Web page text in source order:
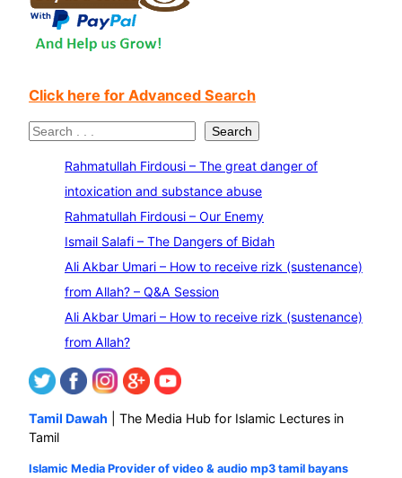
Click here for Advanced Search
S
Search
Rahmatullah Firdousi – The great danger of
intoxication and substance abuse
Rahmatullah Firdousi – Our Enemy
Ismail Salafi – The Dangers of Bidah
Ali Akbar Umari – How to receive rizk (sustenance)
from Allah? – Q&A Session
Ali Akbar Umari – How to receive rizk (sustenance)
from Allah?
Tamil Dawah | The Media Hub for Islamic Lectures in
Tamil
Islamic Media Provider of video & audio mp3 tamil bayans